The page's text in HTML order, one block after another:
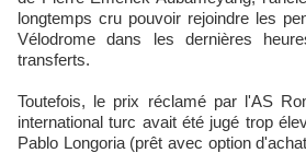
longtemps cru pouvoir rejoindre les
Vélodrome dans les dernières
transferts.
Toutefois, le prix réclamé par l'AS
international turc avait été jugé trop
Pablo Longoria (prêt avec option